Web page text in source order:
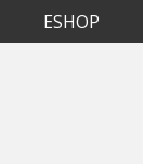
ESHOP